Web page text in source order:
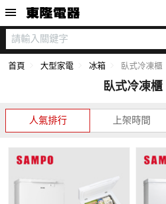
首頁 大型家電 冰箱 臥式冷凍櫃
臥式冷凍櫃
人氣排行 上架時間